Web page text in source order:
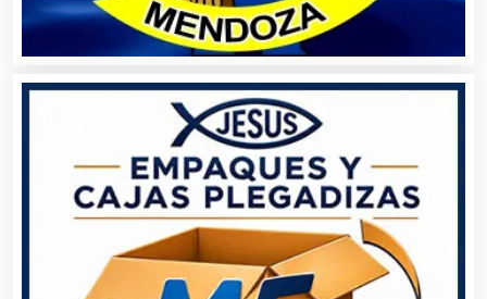
Artículos Publicitarios
Aseguradoras
Asesores Técnicos
Asesoría Fiscal